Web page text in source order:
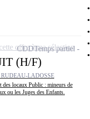
(H/F)
RUDEAU-LADOSSE
des locaux Public : mineurs de
ou les Juges des Enfants.
CDDTemps partiel
offre à ma sélection